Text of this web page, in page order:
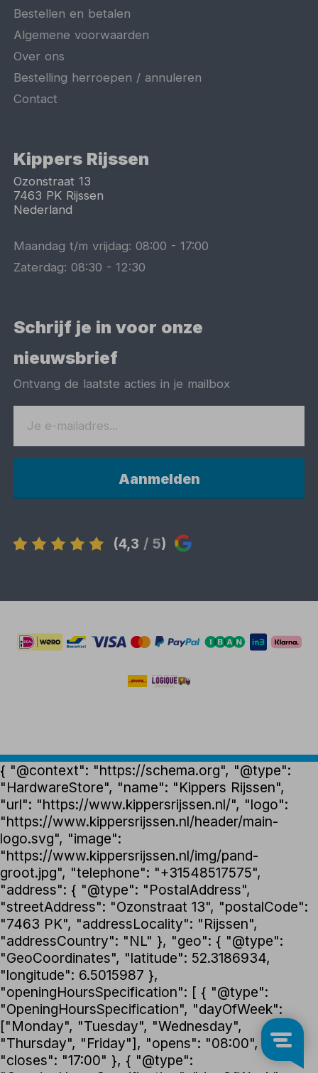
Bestellen en betalen
Algemene voorwaarden
Over ons
Bestelling herroepen / annuleren
Contact
Kippers Rijssen
Ozonstraat 13
7463 PK Rijssen
Nederland
Maandag t/m vrijdag:08:00 -17:00
Zaterdag:08:30 -12:30
Schrijf je in voor onze
nieuwsbrief
Ontvang de laatste acties in je mailbox
Aanmelden
(4,3 / 5)
{ "@context": "https://schema.org", "@type":
"HardwareStore", "name": "Kippers Rijssen",
"url": "https://www.kippersrijssen.nl/", "logo":
"https://www.kippersrijssen.nl/header/main-
logo.svg", "image":
"https://www.kippersrijssen.nl/img/pand-
groot.jpg", "telephone": "+31548517575",
"address": { "@type": "PostalAddress",
"streetAddress": "Ozonstraat 13", "postalCode":
"7463 PK", "addressLocality": "Rijssen",
"addressCountry": "NL" }, "geo": { "@type":
"GeoCoordinates", "latitude": 52.3186934,
"longitude": 6.5015987 },
"openingHoursSpecification": [ { "@type":
"OpeningHoursSpecification", "dayOfWeek":
["Monday", "Tuesday", "Wednesday",
"Thursday", "Friday"], "opens": "08:00",
"closes": "17:00" }, { "@type":